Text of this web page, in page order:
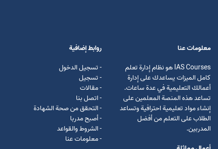
معلومات عنا
IAS Courses هو نظام إدارة تعلم
كامل الميزات يساعدك على إدارة
أعمالك التعليمية في عدة ساعات.
تساعد هذه المنصة المعلمين على
إنشاء مواد تعليمية احترافية وتساعد
الطلاب على التعلم من أفضل
المدربين.
روابط إضافية
- تسجيل الدخول
- تسجيل
- مقالات
- اتصل بنا
- التحقق من صحة الشهادة
- أصبح مدربا
- الشروط والقواعد
- معلومات عنا